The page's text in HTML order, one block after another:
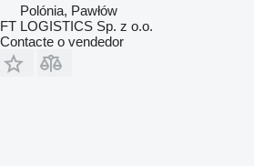
Polónia, Pawłów
FT LOGISTICS Sp. z o.o.
Contacte o vendedor